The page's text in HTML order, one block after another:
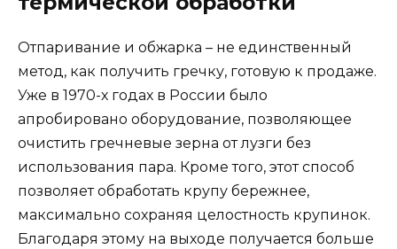
Отпаривание и обжарка – не единственный
метод, как получить гречку, готовую к продаже.
Уже в 1970-х годах в России было
апробировано оборудование, позволяющее
очистить гречневые зерна от лузги без
использования пара. Кроме того, этот способ
позволяет обработать крупу бережнее,
максимально сохраняя целостность крупинок.
Благодаря этому на выходе получается больше